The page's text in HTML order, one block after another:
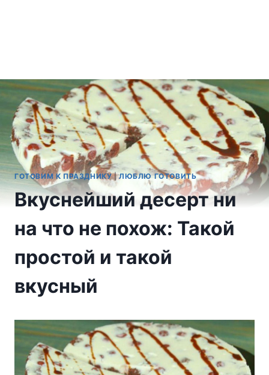
ГОТОВИМ К ПРАЗДНИКУ|ЛЮБЛЮ ГОТОВИТЬ
Вкуснейший десерт ни
на что не похож: Такой
простой и такой
вкусный